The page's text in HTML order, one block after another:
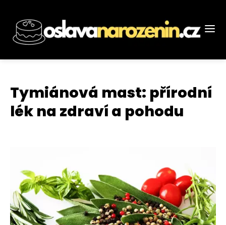
Tymiánová mast: přírodní
lék na zdraví a pohodu